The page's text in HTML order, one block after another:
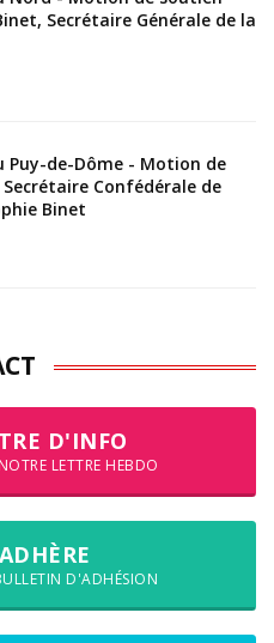
Secrétaire Générale de la
Puy-de-Dôme - Motion de
Confédérale de
Binet
D'INFO
LETTRE HEBDO
D'ADHÉSION